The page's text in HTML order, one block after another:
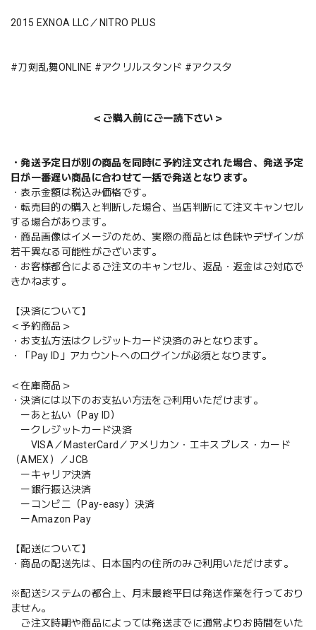
2015 EXNOA LLC／NITRO PLUS
#刀剣乱舞ONLINE #アクリルスタンド #アクスタ
＜ご購入前にご一読下さい＞
・発送予定日が別の商品を同時に予約注文された場合、発送予定
日が一番遅い商品に合わせて一括で発送となります。
・表示金額は税込み価格です。
・転売目的の購入と判断した場合、当店判断にて注文キャンセル
する場合があります。
・商品画像はイメージのため、実際の商品とは色味やデザインが
若干異なる可能性がございます。
・お客様都合によるご注文のキャンセル、返品・返金はご対応で
きかねます。
【決済について】
＜予約商品＞
・お支払方法はクレジットカード決済のみとなります。
・「Pay ID」アカウントへのログインが必須となります。
＜在庫商品＞
・決済には以下のお支払い方法をご利用いただけます。
ーあと払い（Pay ID）
ークレジットカード決済
VISA／MasterCard／アメリカン・エキスプレス・カード
（AMEX）／JCB
ーキャリア決済
ー銀行振込決済
ーコンビニ（Pay-easy）決済
ーAmazon Pay
【配送について】
・商品の配送先は、日本国内の住所のみご利用いただけます。
※配送システムの都合上、月末最終平日は発送作業を行っており
ません。
ご注文時期や商品によっては発送までに通常よりお時間をいた